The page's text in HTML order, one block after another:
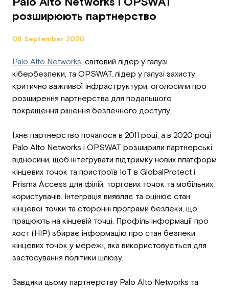
розширюють партнерство
08 September 2020
Palo Alto Networks, світовий лідер у галузі
кібербезпеки, та OPSWAT, лідер у галузі захисту
критично важливої інфраструктури, оголосили про
розширення партнерства для подальшого
покращення рішення безпечного доступу.
Їхнє партнерство почалося в 2011 році, а в 2020 році
Palo Alto Networks і OPSWAT розширили партнерські
відносини, щоб інтегрувати підтримку нових платформ
кінцевих точок та пристроїв IoT в GlobalProtect і
Prisma Access для філій, торгових точок та мобільних
користувачів. Інтеграція виявляє та оцінює стан
кінцевої точки та сторонні програми безпеки, що
працюють на кінцевій точці. Профіль інформації про
хост (HIP) збирає інформацію про стан безпеки
кінцевих точок у мережі, яка використовується для
застосування політики шлюзу.
Завдяки цьому партнерству Palo Alto Networks та